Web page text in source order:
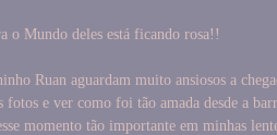
o Mundo deles está ficando rosa!!
Ruan aguardam muito ansiosos a
fotos e ver como foi tão amada desde a
momento tão importante em minhas